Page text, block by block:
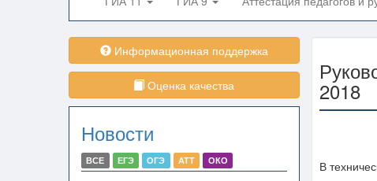
Информационная поддержка
Оценка качества
Новости
ВСЕ ЕГЭ ОГЭ АТТ ОКО
2018
В